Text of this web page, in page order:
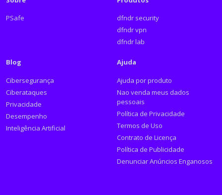
PSafe
dfndr security
dfndr vpn
dfndr lab
Blog
Cibersegurança
Ciberataques
Privacidade
Desempenho
Inteligência Artificial
Ajuda
Ajuda por produto
Nao venda meus dados
pessoais
Política de Privacidade
Termos de Uso
Contrato de Licença
Política de Publicidade
Denunciar Anúncios Enganosos